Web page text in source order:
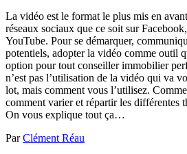
La vidéo est le format le plus mis en
réseaux sociaux que ce soit sur
YouTube. Pour se démarquer,
potentiels, adopter la vidéo comme outil
option pour tout conseiller immobilier
n’est pas l’utilisation de la vidéo qui va
lot, mais comment vous l’utilisez.
comment varier et répartir les différentes
On vous explique tout ça…
ParClément Réau